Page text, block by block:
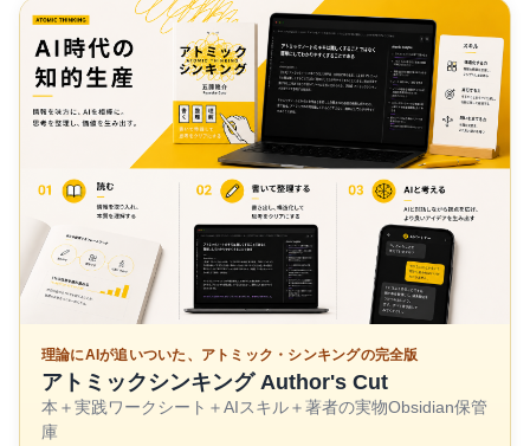
理論にAIが追いついた、アトミック・シンキングの完全版
アトミックシンキング Author's Cut
本＋実践ワークシート＋AIスキル＋著者の実物Obsidian保管
庫